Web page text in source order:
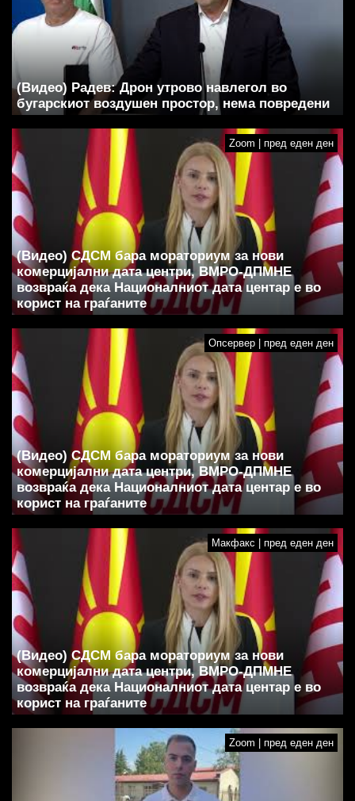
(Видео) Радев: Дрон утрово навлегол во
бугарскиот воздушен простор, нема повредени
Zoom | пред еден ден
(Видео) СДСМ бара мораториум за нови
комерцијални дата центри, ВМРО-ДПМНЕ
возвраќа дека Националниот дата центар е во
корист на граѓаните
Опсервер | пред еден ден
(Видео) СДСМ бара мораториум за нови
комерцијални дата центри, ВМРО-ДПМНЕ
возвраќа дека Националниот дата центар е во
корист на граѓаните
Макфакс | пред еден ден
(Видео) СДСМ бара мораториум за нови
комерцијални дата центри, ВМРО-ДПМНЕ
возвраќа дека Националниот дата центар е во
корист на граѓаните
Zoom | пред еден ден